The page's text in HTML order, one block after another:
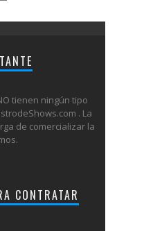
tienen ningún tipo
. La
de comercializar la
CONTRATAR